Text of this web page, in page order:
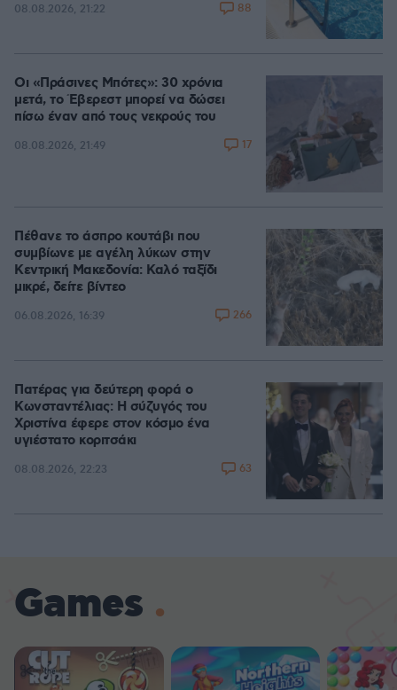
08.08.2026, 21:22 88
Οι «Πράσινες Μπότες»: 30 χρόνια
μετά, το Έβερεστ μπορεί να δώσει
πίσω έναν από τους νεκρούς του
08.08.2026, 21:49 17
Πέθανε το άσπρο κουτάβι που
συμβίωνε με αγέλη λύκων στην
Κεντρική Μακεδονία: Καλό ταξίδι
μικρέ, δείτε βίντεο
06.08.2026, 16:39 266
Πατέρας για δεύτερη φορά ο
Κωνσταντέλιας: Η σύζυγός του
Χριστίνα έφερε στον κόσμο ένα
υγιέστατο κοριτσάκι
08.08.2026, 22:23 63
Games